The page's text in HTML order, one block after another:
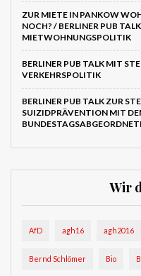
ZUR MIETE IN PANKOW
NOCH? / BERLINER PUB
MIETWOHNUNGSPOLITIK
BERLINER PUB TALK MIT
VERKEHRSPOLITIK
BERLINER PUB TALK ZUR
SUIZIDPRÄVENTION MIT
Wir
AfD agh16 agh2016
Bernd Schlömer Bio